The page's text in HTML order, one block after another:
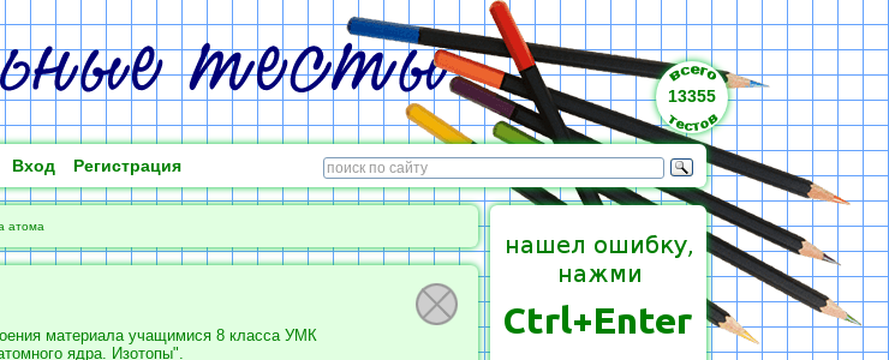
13355
Вход Регистрация
атома
материала учащимися 8 класса УМК
ядра. Изотопы".